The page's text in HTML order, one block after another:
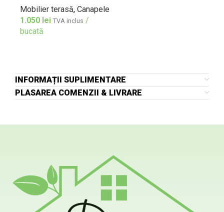
Mobilier terasă, Canapele
1.050 lei TVA inclus /
bucată
INFORMAȚII SUPLIMENTARE
PLASAREA COMENZII & LIVRARE